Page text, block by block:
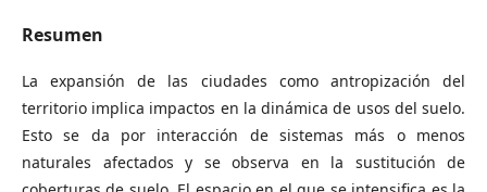
Resumen
La expansión de las ciudades como antropización del
territorio implica impactos en la dinámica de usos del suelo.
Esto se da por interacción de sistemas más o menos
naturales afectados y se observa en la sustitución de